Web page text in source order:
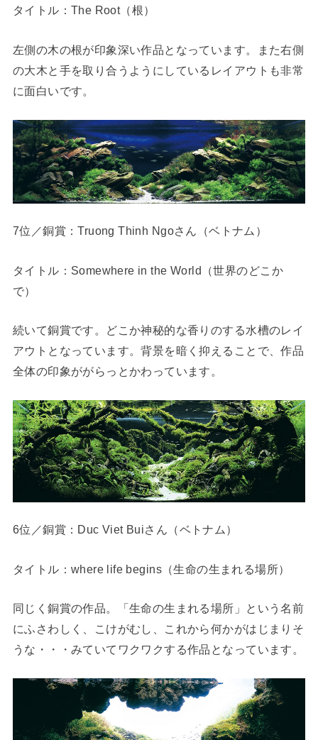
タイトル：The Root（根）
左側の木の根が印象深い作品となっています。また右側
の大木と手を取り合うようにしているレイアウトも非常
に面白いです。
7位／銅賞：Truong Thinh Ngoさん（ベトナム）
タイトル：Somewhere in the World（世界のどこか
で）
続いて銅賞です。どこか神秘的な香りのする水槽のレイ
アウトとなっています。背景を暗く抑えることで、作品
全体の印象ががらっとかわっています。
6位／銅賞：Duc Viet Buiさん（ベトナム）
タイトル：where life begins（生命の生まれる場所）
同じく銅賞の作品。「生命の生まれる場所」という名前
にふさわしく、こけがむし、これから何かがはじまりそ
うな・・・みていてワクワクする作品となっています。